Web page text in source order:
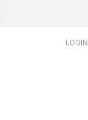
LOGIN